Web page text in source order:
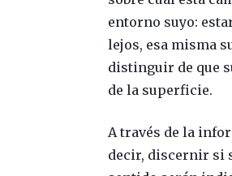
entorno suyo:
lejos, esa misma
distinguir de que
de la superficie.
A través de la
decir, discernir si